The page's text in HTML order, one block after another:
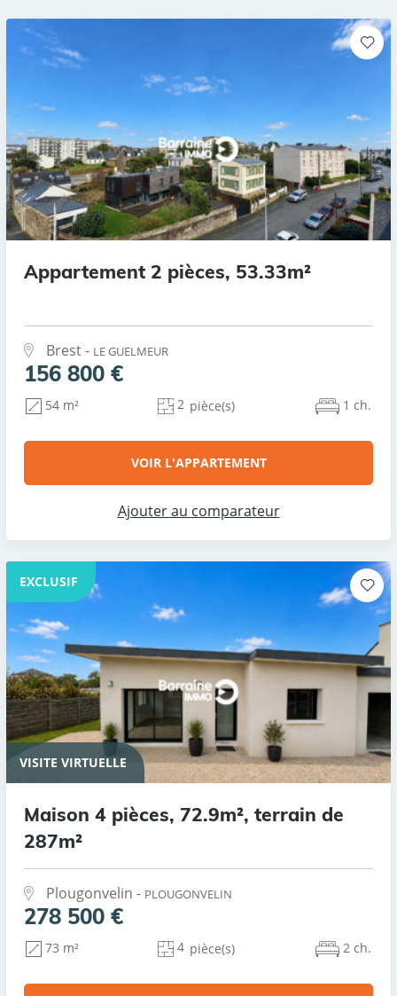
Appartement 2 pièces, 53.33m²
Brest - LE GUELMEUR
156 800 €
54 m² 2 pièce(s) 1 ch.
VOIR L'APPARTEMENT
Ajouter au comparateur
EXCLUSIF
VISITE VIRTUELLE
Maison 4 pièces, 72.9m², terrain de
287m²
Plougonvelin - PLOUGONVELIN
278 500 €
73 m² 4 pièce(s) 2 ch.